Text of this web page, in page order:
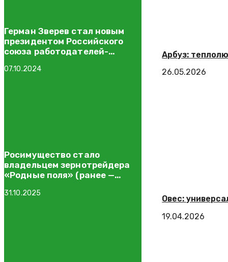
Арбуз:
26.05.2026
Овес:
19.04.2026
Герман Зверев стал новым
президентом Российского
союза работодателей-
07.10.2024
Росимущество стало
владельцем зернотрейдера
«Родные поля» (ранее —
31.10.2025